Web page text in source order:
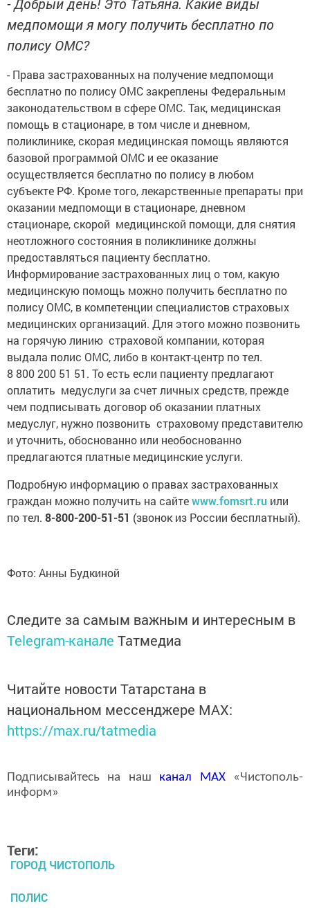
медпомощи я могу получить бесплатно по
полису ОМС?
- Права застрахованных на получение медпомощи
бесплатно по полису ОМС закреплены Федеральным
законодательством в сфере ОМС. Так, медицинская
помощь в стационаре, в том числе и дневном,
поликлинике, скорая медицинская помощь являются
базовой программой ОМС и ее оказание
осуществляется бесплатно по полису в любом
субъекте РФ. Кроме того, лекарственные препараты при
оказании медпомощи в стационаре, дневном
стационаре, скорой медицинской помощи, для снятия
неотложного состояния в поликлинике должны
предоставляться пациенту бесплатно.
Информирование застрахованных лиц о том, какую
медицинскую помощь можно получить бесплатно по
полису ОМС, в компетенции специалистов страховых
медицинских организаций. Для этого можно позвонить
на горячую линию страховой компании, которая
выдала полис ОМС, либо в контакт-центр по тел.
8 800 200 51 51. То есть если пациенту предлагают
оплатить медуслуги за счет личных средств, прежде
чем подписывать договор об оказании платных
медуслуг, нужно позвонить страховому представителю
и уточнить, обоснованно или необоснованно
предлагаются платные медицинские услуги.
Подробную информацию о правах застрахованных
граждан можно получить на сайтеwww.fomsrt.ru или
по тел. 8-800-200-51-51 (звонок из России бесплатный).
Фото: Анны Будкиной
Следите за самым важным и интересным в
Telegram-канале Татмедиа
Читайте новости Татарстана в
национальном мессенджере MАХ:
https://max.ru/tatmedia
Подписывайтесь на наш канал MAX«Чистополь-
информ»
Теги:
ГОРОД ЧИСТОПОЛЬ
ПОЛИС